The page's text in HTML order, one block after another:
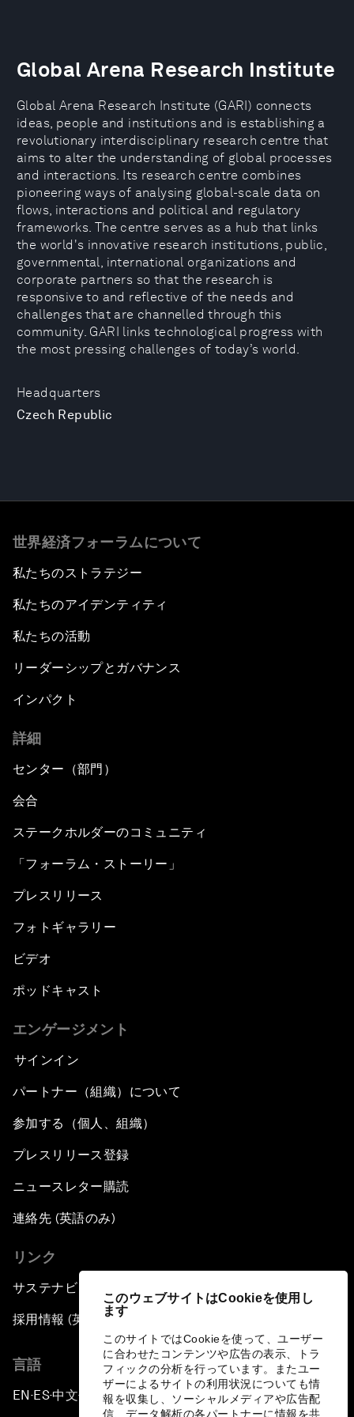
このウェブサイトはCookieを使用し
ます
このサイトではCookieを使って、ユーザー
に合わせたコンテンツや広告の表示、トラ
フィックの分析を行っています。またユー
ザーによるサイトの利用状況についても情
報を収集し、ソーシャルメディアや広告配
信、データ解析の各パートナーに情報を共
Headquarters
Czech Republic
Global Arena Research Institute
Global Arena Research Institute (GARI) connects
ideas, people and institutions and is establishing a
revolutionary interdisciplinary research centre that
aims to alter the understanding of global processes
and interactions. Its research centre combines
pioneering ways of analysing global-scale data on
flows, interactions and political and regulatory
frameworks. The centre serves as a hub that links
the world's innovative research institutions, public,
governmental, international organizations and
corporate partners so that the research is
responsive to and reflective of the needs and
challenges that are channelled through this
community. GARI links technological progress with
the most pressing challenges of today’s world.
世界経済フォーラムについて
私たちのストラテジー
私たちのアイデンティティ
私たちの活動
リーダーシップとガバナンス
インパクト
詳細
センター（部門）
会合
ステークホルダーのコミュニティ
「フォーラム・ストーリー」
プレスリリース
フォトギャラリー
ビデオ
ポッドキャスト
エンゲージメント
サインイン
パートナー（組織）について
参加する（個人、組織）
プレスリリース登録
ニュースレター購読
連絡先 (英語のみ)
リンク
サステナビリティへの取り組み
採用情報 (英語のみ)
言語
EN ▪ES▪中文▪ 日本語